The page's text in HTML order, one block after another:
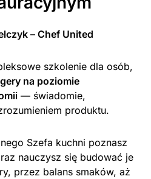
– Chef United
szkolenie dla osób,
na poziomie
— świadomie,
produktu.
Szefa kuchni poznasz
nauczysz się budować je
przez balans smaków, aż